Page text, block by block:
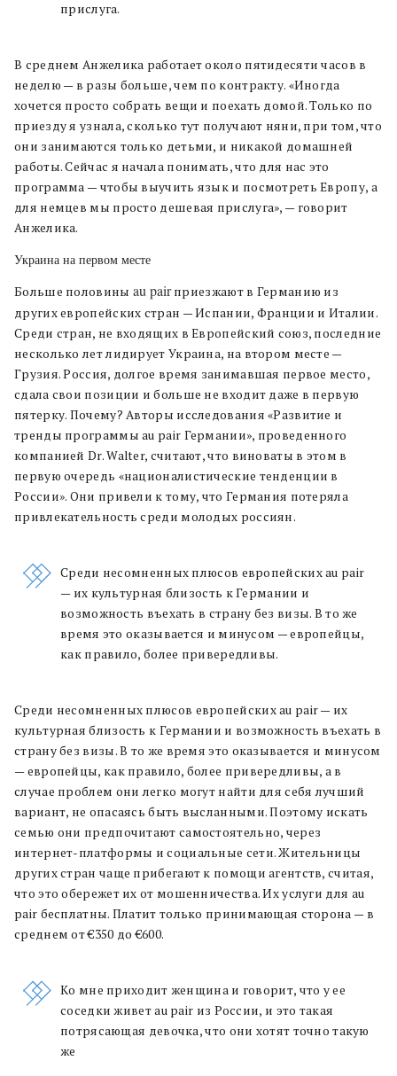
прислуга.
В среднем Анжелика работает около пятидесяти часов в
неделю — в разы больше, чем по контракту. «Иногда
хочется просто собрать вещи и поехать домой. Только по
приезду я узнала, сколько тут получают няни, при том, что
они занимаются только детьми, и никакой домашней
работы. Сейчас я начала понимать, что для нас это
программа — чтобы выучить язык и посмотреть Европу, а
для немцев мы просто дешевая прислуга», — говорит
Анжелика.
Украина на первом месте
Больше половины au pairприезжают в Германию из
других европейских стран — Испании, Франции и Италии.
Среди стран, не входящих в Европейский союз, последние
несколько лет лидирует Украина, на втором месте —
Грузия. Россия, долгое время занимавшая первое место,
сдала свои позиции и больше не входит даже в первую
пятерку. Почему? Авторы исследования «Развитие и
тренды программы au pair Германии», проведенного
компанией Dr. Walter, считают, что виноваты в этом в
первую очередь «националистические тенденции в
России». Они привели к тому, что Германия потеряла
привлекательность среди молодых россиян.
Среди несомненных плюсов европейских au pair
— их культурная близость к Германии и
возможность въехать в страну без визы. В то же
время это оказывается и минусом — европейцы,
как правило, более привередливы.
Среди несомненных плюсов европейских au pair — их
культурная близость к Германии и возможность въехать в
страну без визы. В то же время это оказывается и минусом
— европейцы, как правило, более привередливы, а в
случае проблем они легко могут найти для себя лучший
вариант, не опасаясь быть высланными. Поэтому искать
семью они предпочитают самостоятельно, через
интернет-платформы и социальные сети. Жительницы
других стран чаще прибегают к помощи агентств, считая,
что это обережет их от мошенничества. Их услуги для au
pair бесплатны. Платит только принимающая сторона — в
среднем от €350 до €600.
Ко мне приходит женщина и говорит, что у ее
соседки живет au pair из России, и это такая
потрясающая девочка, что они хотят точно такую
же